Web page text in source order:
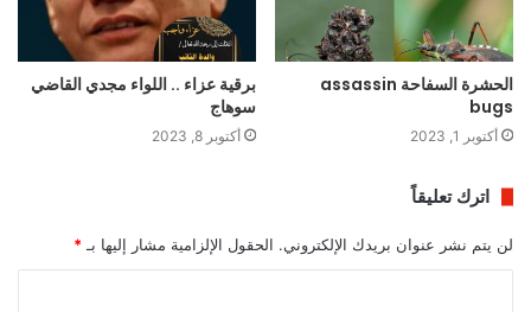
الحشرة السفاحة assassin
bugs
أكتوبر 1, 2023
برقية عزاء .. اللواء مجدي القاضي
سوهاج
أكتوبر 8, 2023
اترك تعليقاً
لن يتم نشر عنوان بريدك الإلكتروني. الحقول الإلزامية مشار إليها بـ *